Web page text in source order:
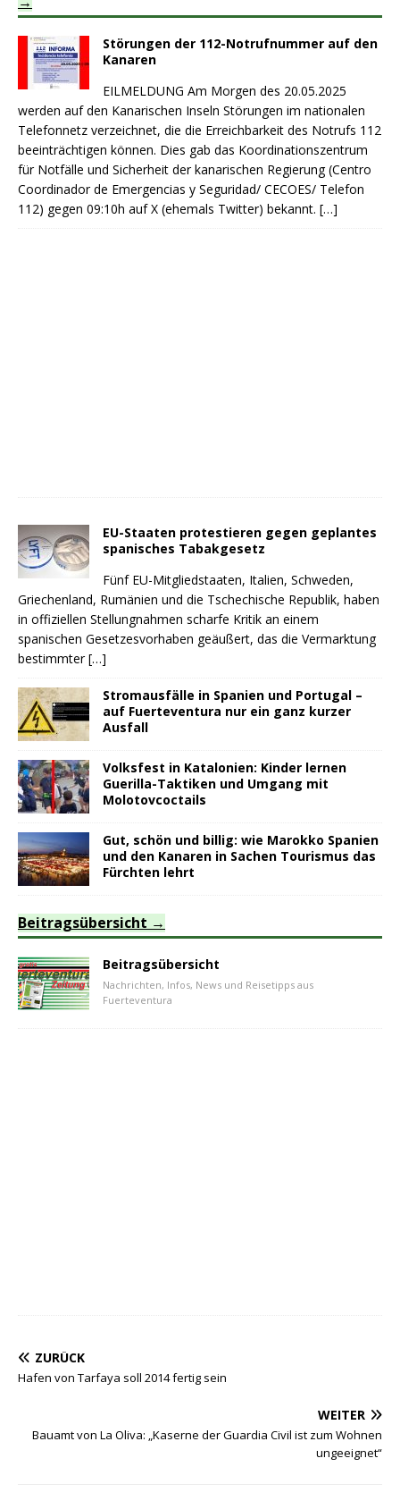
Störungen der 112-Notrufnummer auf den
Kanaren
EILMELDUNG Am Morgen des 20.05.2025
werden auf den Kanarischen Inseln Störungen im nationalen
Telefonnetz verzeichnet, die die Erreichbarkeit des Notrufs 112
beeinträchtigen können. Dies gab das Koordinationszentrum
für Notfälle und Sicherheit der kanarischen Regierung (Centro
Coordinador de Emergencias y Seguridad/ CECOES/ Telefon
112) gegen 09:10h auf X (ehemals Twitter) bekannt. […]
EU-Staaten protestieren gegen geplantes
spanisches Tabakgesetz
Fünf EU-Mitgliedstaaten, Italien, Schweden,
Griechenland, Rumänien und die Tschechische Republik, haben
in offiziellen Stellungnahmen scharfe Kritik an einem
spanischen Gesetzesvorhaben geäußert, das die Vermarktung
bestimmter[…]
Stromausfälle in Spanien und Portugal –
auf Fuerteventura nur ein ganz kurzer
Ausfall
Volksfest in Katalonien: Kinder lernen
Guerilla-Taktiken und Umgang mit
Molotovcoctails
Gut, schön und billig: wie Marokko Spanien
und den Kanaren in Sachen Tourismus das
Fürchten lehrt
Beitragsübersicht
Beitragsübersicht
Nachrichten, Infos, News und Reisetipps aus
Fuerteventura
ZURÜCK
Hafen von Tarfaya soll 2014 fertig sein
WEITER
Bauamt von La Oliva: „Kaserne der Guardia Civil ist zum Wohnen
ungeeignet“